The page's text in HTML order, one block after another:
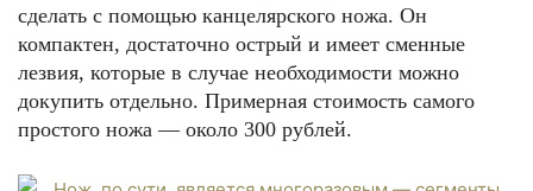
сделать с помощью канцелярского ножа. Он
компактен, достаточно острый и имеет сменные
лезвия, которые в случае необходимости можно
докупить отдельно. Примерная стоимость самого
простого ножа — около 300 рублей.